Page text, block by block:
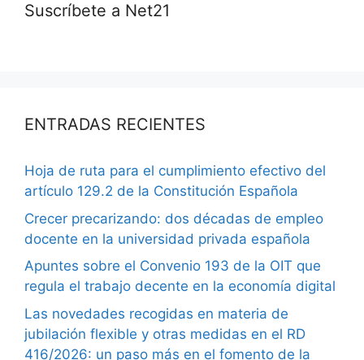
Suscríbete a Net21
ENTRADAS RECIENTES
Hoja de ruta para el cumplimiento efectivo del
artículo 129.2 de la Constitución Española
Crecer precarizando: dos décadas de empleo
docente en la universidad privada española
Apuntes sobre el Convenio 193 de la OIT que
regula el trabajo decente en la economía digital
Las novedades recogidas en materia de
jubilación flexible y otras medidas en el RD
416/2026: un paso más en el fomento de la